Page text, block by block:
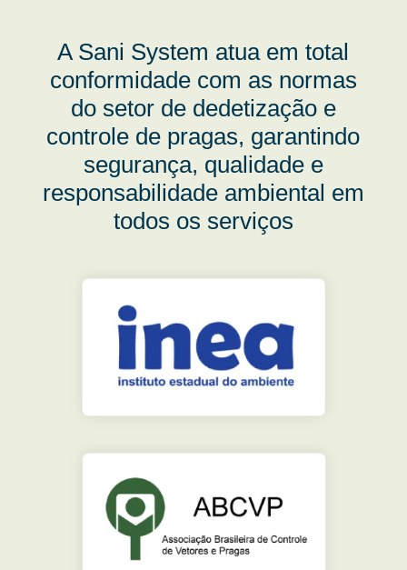
A Sani System atua em total
conformidade com as normas
do setor de dedetização e
controle de pragas, garantindo
segurança, qualidade e
responsabilidade ambiental em
todos os serviços